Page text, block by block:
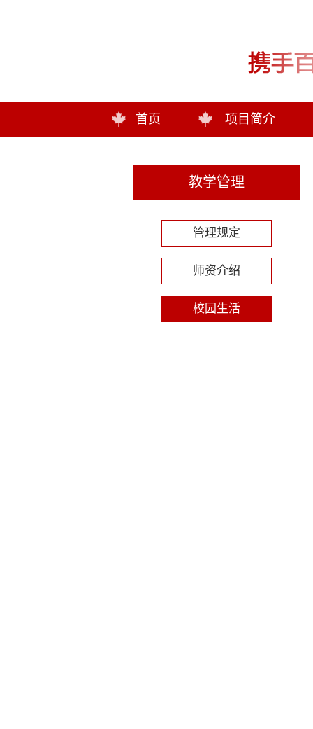
首页 项目简介
教学管理
管理规定
师资介绍
校园生活